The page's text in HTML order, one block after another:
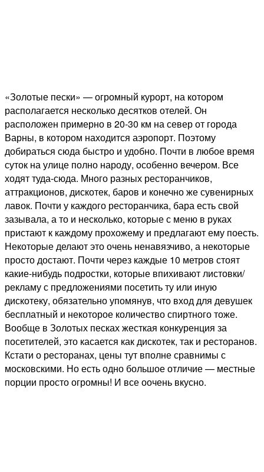
«Золотые пески» — огромный курорт, на котором
располагается несколько десятков отелей. Он
расположен примерно в 20-30 км на север от города
Варны, в котором находится аэропорт. Поэтому
добираться сюда быстро и удобно. Почти в любое время
суток на улице полно народу, особенно вечером. Все
ходят туда-сюда. Много разных ресторанчиков,
аттракционов, дискотек, баров и конечно же сувенирных
лавок. Почти у каждого ресторанчика, бара есть свой
зазывала, а то и несколько, которые с меню в руках
пристают к каждому прохожему и предлагают ему поесть.
Некоторые делают это очень ненавязчиво, а некоторые
просто достают. Почти через каждые 10 метров стоят
какие-нибудь подростки, которые впихивают листовки/
рекламу с предложениями посетить ту или иную
дискотеку, обязательно упомянув, что вход для девушек
бесплатный и некоторое количество спиртного тоже.
Вообще в Золотых песках жесткая конкуренция за
посетителей, это касается как дискотек, так и ресторанов.
Кстати о ресторанах, цены тут вполне сравнимы с
московскими. Но есть одно большое отличие — местные
порции просто огромны! И все оочень вкусно.